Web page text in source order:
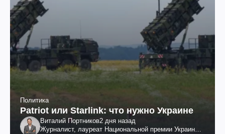
Политика
Patriot или Starlink: что нужно Украине
Виталий Портников2 дня назад
Журналист, лауреат Национальной премии Украины